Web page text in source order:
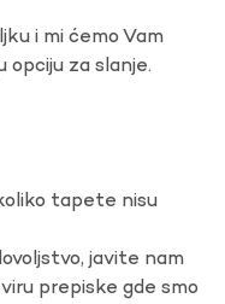
i mi ćemo Vam
opciju za slanje.
tapete nisu
javite nam
prepiske gde smo